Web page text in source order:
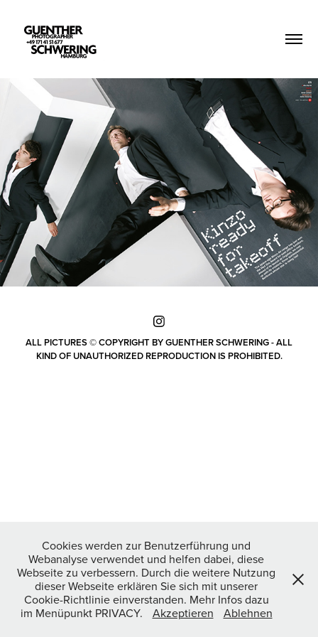
ALL PICTURES © COPYRIGHT BY GUENTHER SCHWERING - ALL
KIND OF UNAUTHORIZED REPRODUCTION IS PROHIBITED.
Cookies werden zur Benutzerführung und
Webanalyse verwendet und helfen dabei, diese
Webseite zu verbessern. Durch die weitere Nutzung
dieser Webseite erklären Sie sich mit unserer
Cookie-Richtlinie einverstanden. Mehr Infos dazu
im Menüpunkt PRIVACY.
Akzeptieren Ablehnen